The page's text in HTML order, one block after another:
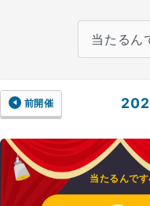
前開催
当たるんで